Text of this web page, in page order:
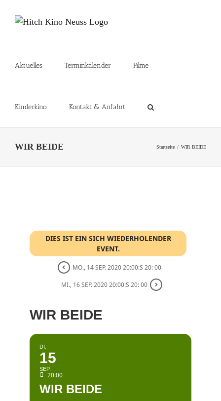
Inhalt
Aktuelles Terminkalender Filme
Kinderkino Kontakt & Anfahrt
WIR BEIDE Startseite WIR BEIDE
DIES IST EIN SICH WIEDERHOLENDER
EVENT.
MO., 14 SEP. 2020 20:00:S 20: 00
MI., 16 SEP. 2020 20:00:S 20: 00
WIR BEIDE
DI.
15
SEP.
20:00
WIR BEIDE